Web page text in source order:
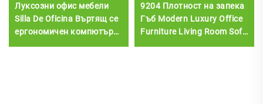
Луксозни офис мебели
Silla De Oficina Въртящ се
ергономичен компютърен
9204 Плотност на запека
Гъб Modern Luxury Office
Furniture Living Room Sofa